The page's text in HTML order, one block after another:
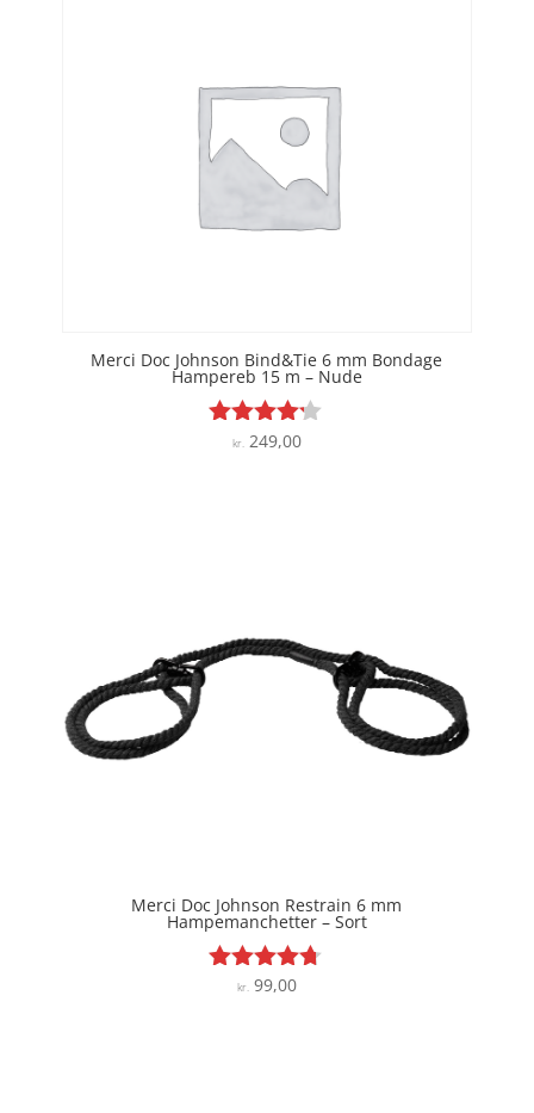
Merci Doc Johnson Bind&Tie 6 mm Bondage
Hampereb 15 m – Nude
Vurderet
kr.249,00
Merci Doc Johnson Restrain 6 mm
Hampemanchetter – Sort
Vurderet
kr.99,00